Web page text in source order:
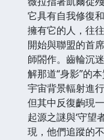
它具有自我修復
擁有它的人，往
開始與聯盟的首
師閤作。齒輪沉
解那道“身影”的
宇宙背景輻射進
但其中反復齣現
起源之謎與‘守望
現，他們追蹤的